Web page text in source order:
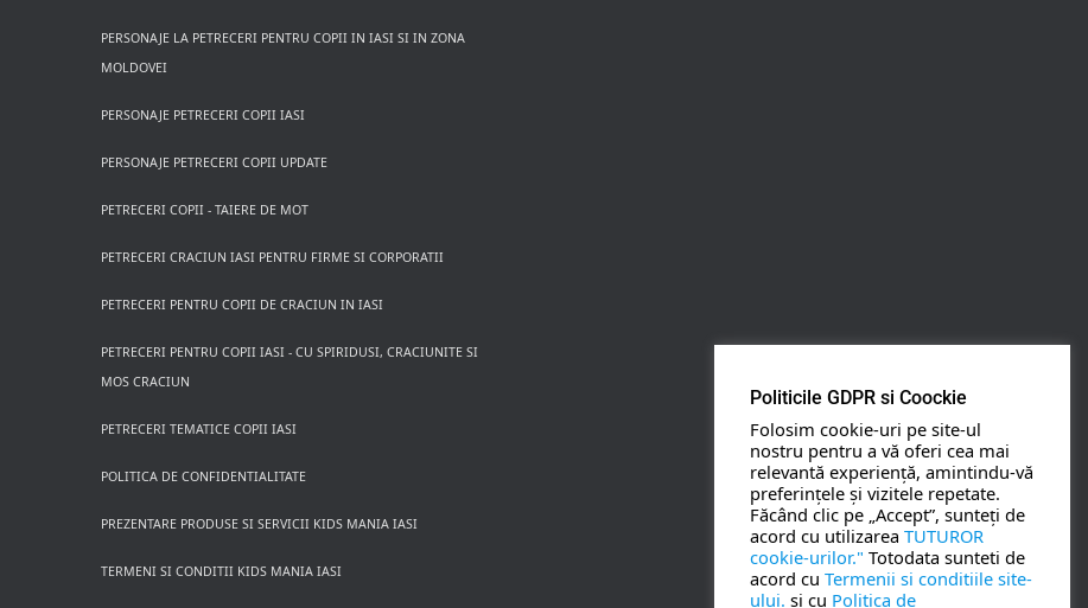
PERSONAJE LA PETRECERI PENTRU COPII IN IASI SI IN ZONA
MOLDOVEI
PERSONAJE PETRECERI COPII IASI
PERSONAJE PETRECERI COPII UPDATE
PETRECERI COPII - TAIERE DE MOT
PETRECERI CRACIUN IASI PENTRU FIRME SI CORPORATII
PETRECERI PENTRU COPII DE CRACIUN IN IASI
PETRECERI PENTRU COPII IASI - CU SPIRIDUSI, CRACIUNITE SI
MOS CRACIUN
PETRECERI TEMATICE COPII IASI
POLITICA DE CONFIDENTIALITATE
PREZENTARE PRODUSE SI SERVICII KIDS MANIA IASI
TERMENI SI CONDITII KIDS MANIA IASI
Politicile GDPR si Coockie
Folosim cookie-uri pe site-ul
nostru pentru a vă oferi cea mai
relevantă experiență, amintindu-vă
preferințele și vizitele repetate.
Făcând clic pe „Accept”, sunteți de
acord cu utilizarea TUTUROR
cookie-urilor." Totodata sunteti de
acord cu Termenii si conditiile site-
ului. si cu Politica de